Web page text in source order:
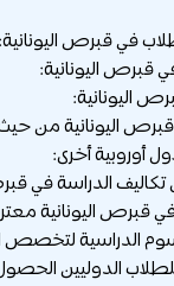
في قبرص اليونانية:
قبرص اليونانية:
اليونانية:
اليونانية من حيث
أوروبية أخرى:
الدراسة في